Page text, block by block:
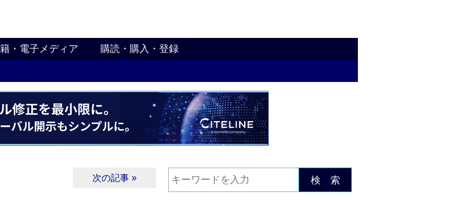
・電子メディア 購読・購入・登録
次の記事 » 検 索